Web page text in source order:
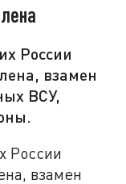
России
взамен
ВСУ,
России
взамен